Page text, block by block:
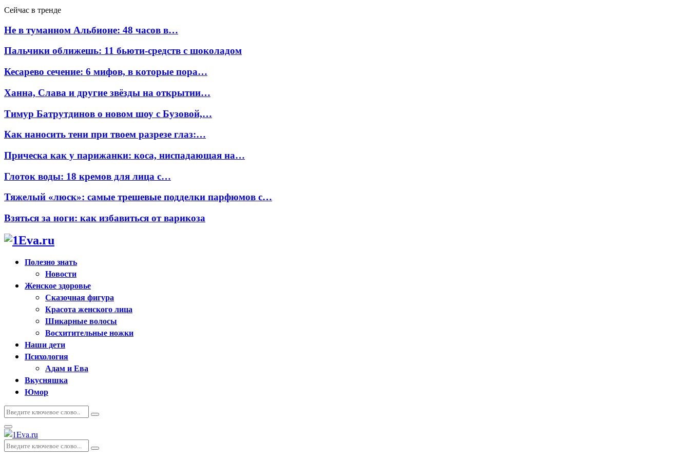
Сейчас в тренде
Не в туманном Альбионе: 48 часов в…
Пальчики оближешь: 11 бьюти-средств с шоколадом
Кесарево сечение: 6 мифов, в которые пора…
Ханна, Слава и другие звёзды на открытии…
Тимур Батрутдинов о новом шоу с Бузовой,…
Как наносить тени при твоем разрезе глаз:…
Прическа как у парижанки: коса, ниспадающая на…
Глоток воды: 18 кремов для лица с…
Тяжелый «люск»: самые трешевые подделки парфюмов с…
Взяться за ноги: как избавиться от варикоза
Полезно знать
Новости
Женское здоровье
Сказочная фигура
Красота женского лица
Шикарные волосы
Восхитительные ножки
Наши дети
Психология
Адам и Ева
Вкусняшка
Юмор
Искать:
Поиск
Основное
меню
Искать:
Поиск